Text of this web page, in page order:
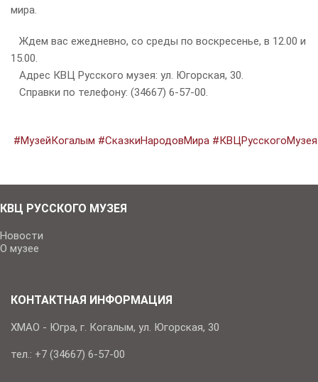
мира.
Ждем вас ежедневно, со среды по воскресенье, в 12.00 и
15.00.
Адрес КВЦ Русского музея: ул. Югорская, 30.
Справки по телефону: (34667) 6-57-00.
#МузейКогалым #СказкиНародовМира #КВЦРусскогоМузея
КВЦ РУССКОГО МУЗЕЯ
Новости
О музее
КОНТАКТНАЯ ИНФОРМАЦИЯ
ХМАО - Югра, г. Когалым, ул. Югорская, 30
тел.: +7 (34667) 6-57-00